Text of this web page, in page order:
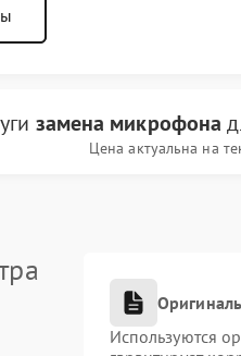
замена микрофона
Цена актуальна на
Используются